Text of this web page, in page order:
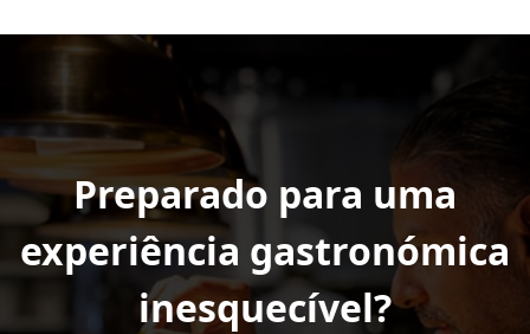
Preparado para uma
experiência gastronómica
inesquecível?